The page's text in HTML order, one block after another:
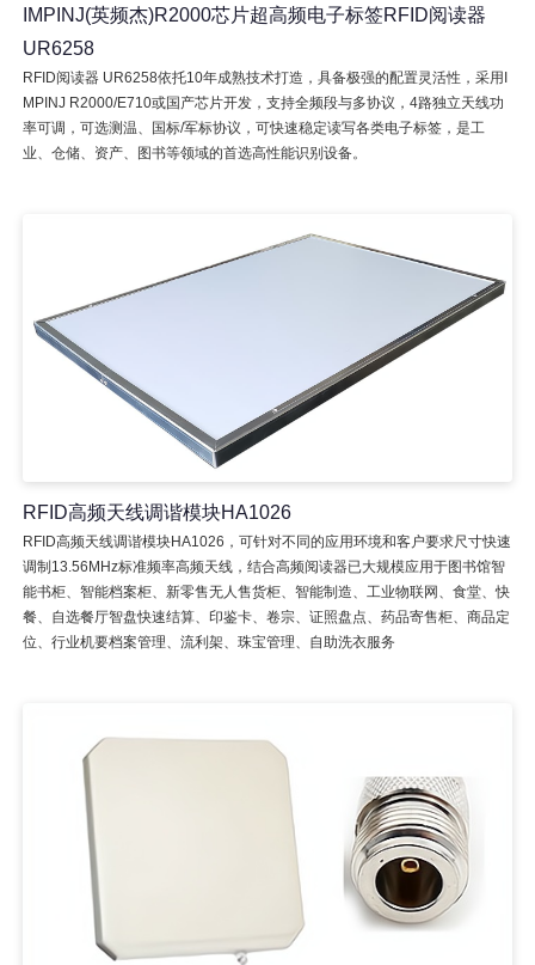
IMPINJ(英频杰)R2000芯片超高频电子标签RFID阅读器
UR6258
RFID阅读器 UR6258依托10年成熟技术打造，具备极强的配置灵活性，采用I
MPINJ R2000/E710或国产芯片开发，支持全频段与多协议，4路独立天线功
率可调，可选测温、国标/军标协议，可快速稳定读写各类电子标签，是工
业、仓储、资产、图书等领域的首选高性能识别设备。
RFID高频天线调谐模块HA1026
RFID高频天线调谐模块HA1026，可针对不同的应用环境和客户要求尺寸快速
调制13.56MHz标准频率高频天线，结合高频阅读器已大规模应用于图书馆智
能书柜、智能档案柜、新零售无人售货柜、智能制造、工业物联网、食堂、快
餐、自选餐厅智盘快速结算、印鉴卡、卷宗、证照盘点、药品寄售柜、商品定
位、行业机要档案管理、流利架、珠宝管理、自助洗衣服务